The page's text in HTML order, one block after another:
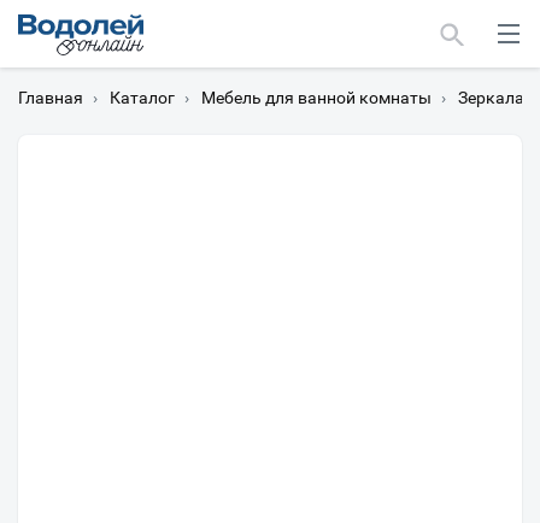
Главная › Каталог › Мебель для ванной комнаты › Зеркала